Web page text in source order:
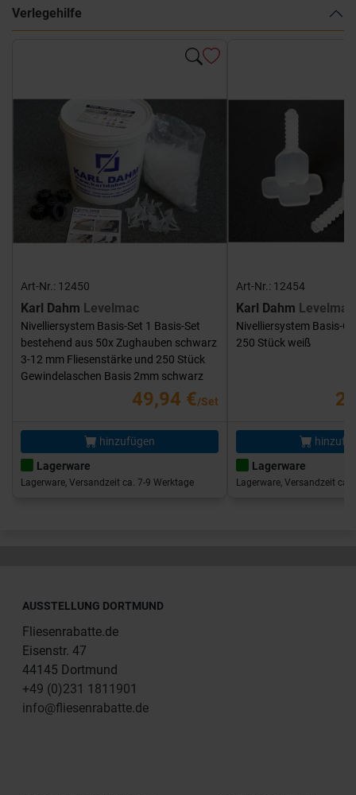
Verlegehilfe
Art-Nr.: 12450
Karl Dahm Levelmac
Nivelliersystem Basis-Set 1 Basis-Set
bestehend aus 50x Zughauben schwarz
3-12 mm Fliesenstärke und 250 Stück
Gewindelaschen Basis 2mm schwarz
49,94 €/Set
hinzufügen
Lagerware
Lagerware, Versandzeit ca. 7-9 Werktage
Art-Nr.: 12454
Karl Dahm Levelmac
Nivelliersystem Basis-
250 Stück weiß
Lagerware
Lagerware, Versandzeit ca.
AUSSTELLUNG DORTMUND
Fliesenrabatte.de
Eisenstr. 47
44145 Dortmund
+49 (0)231 1811901
info@fliesenrabatte.de